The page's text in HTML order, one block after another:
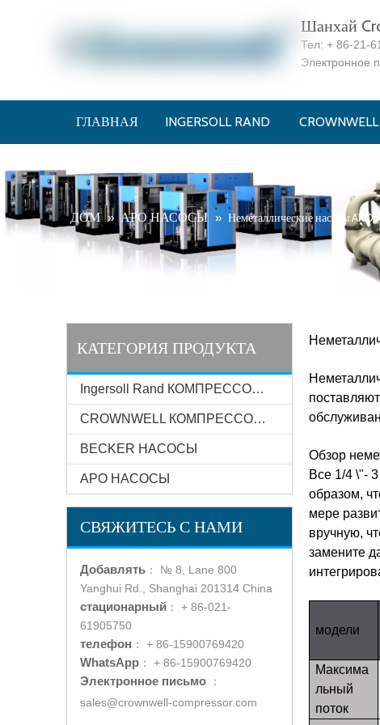
Шанхай
Тел: + 86-21-
Электронное
ГЛАВНАЯ INGERSOLL RAND CROWNWELL
ДОМ » АРО НАСОСЫ » Неметаллические насосы ARO
КАТЕГОРИЯ ПРОДУКТА
Ingersoll Rand КОМПРЕССОР СИСТЕМЫ
CROWNWELL КОМПРЕССОР СИСТЕМЫ
BECKER НАСОСЫ
АРО НАСОСЫ
СВЯЖИТЕСЬ С НАМИ
Добавлять ： № 8, Lane 800
Yanghui Rd., Shanghai 201314 China
стационарный ： + 86-021-
61905750
телефон ： + 86-15900769420
WhatsApp ： + 86-15900769420
Электронное письмо
：
sales@crownwell-compressor.com
Обзор
Все 1/4 \"-
образом,
мере
вручную,
замените
модели
Максима
льный
поток